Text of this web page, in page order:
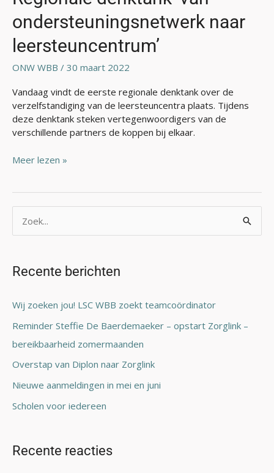
ondersteuningsnetwerk naar
leersteuncentrum’
ONW WBB / 30 maart 2022
Vandaag vindt de eerste regionale denktank over de
verzelfstandiging van de leersteuncentra plaats. Tijdens
deze denktank steken vertegenwoordigers van de
verschillende partners de koppen bij elkaar.
Meer lezen »
k
:
Recente berichten
Wij zoeken jou! LSC WBB zoekt teamcoördinator
Reminder Steffie De Baerdemaeker – opstart Zorglink –
bereikbaarheid zomermaanden
Overstap van Diplon naar Zorglink
Nieuwe aanmeldingen in mei en juni
Scholen voor iedereen
Recente reacties